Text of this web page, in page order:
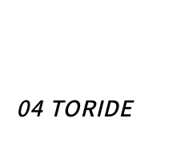
04 TORIDE